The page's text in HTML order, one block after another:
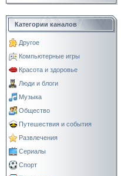
Категории каналов
Другое
Компьютерные игры
Красота и здоровье
Люди и блоги
Музыка
Общество
Путешествия и события
Развлечения
Сериалы
Спорт